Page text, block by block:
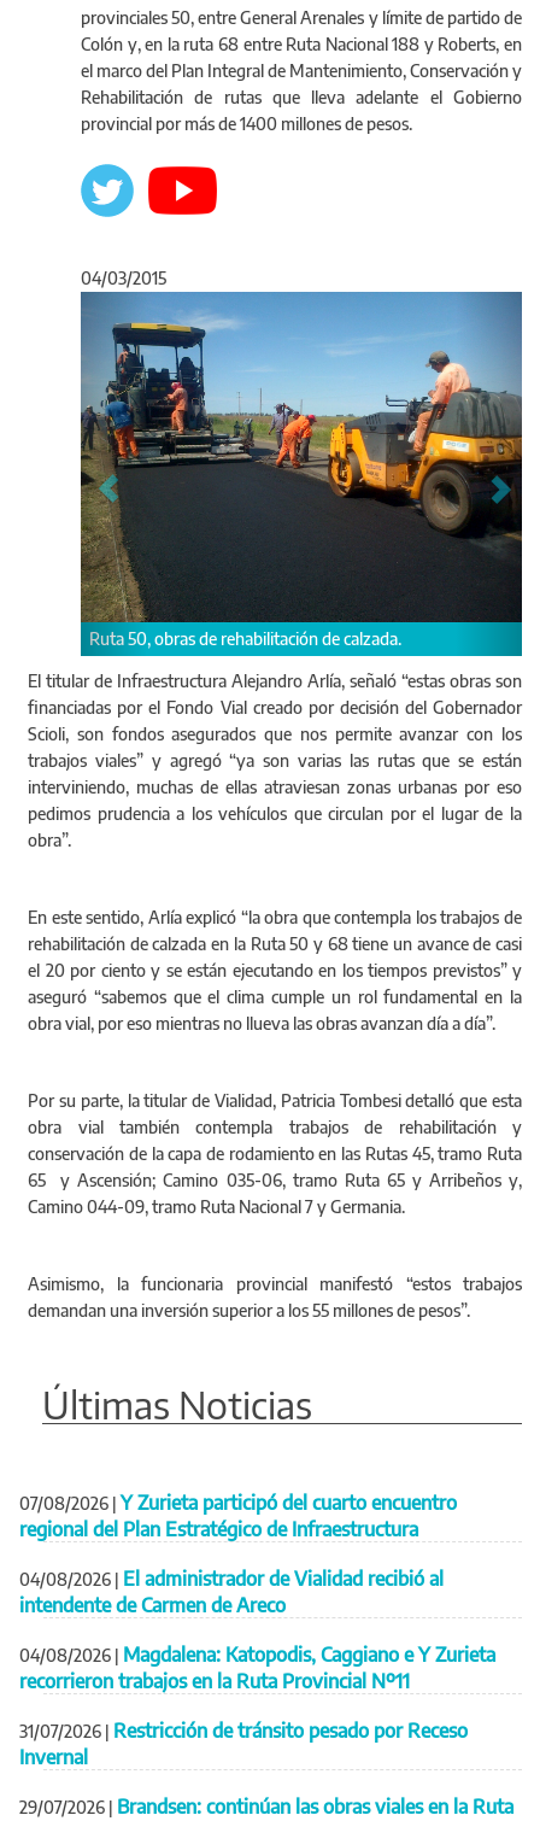
provinciales 50, entre General Arenales y límite de partido de
Colón y, en la ruta 68 entre Ruta Nacional 188 y Roberts, en
el marco del Plan Integral de Mantenimiento, Conservación y
Rehabilitación de rutas que lleva adelante el Gobierno
provincial por más de 1400 millones de pesos.
04/03/2015
rehabilitación de calzada. Ruta 68, obras de
Anterior
El titular de Infraestructura Alejandro Arlía, señaló “estas obras son
financiadas por el Fondo Vial creado por decisión del Gobernador
Scioli, son fondos asegurados que nos permite avanzar con los
trabajos viales” y agregó “ya son varias las rutas que se están
interviniendo, muchas de ellas atraviesan zonas urbanas por eso
pedimos prudencia a los vehículos que circulan por el lugar de la
obra”.
En este sentido, Arlía explicó “la obra que contempla los trabajos de
rehabilitación de calzada en la Ruta 50 y 68 tiene un avance de casi
el 20 por ciento y se están ejecutando en los tiempos previstos” y
aseguró “sabemos que el clima cumple un rol fundamental en la
obra vial, por eso mientras no llueva las obras avanzan día a día”.
Por su parte, la titular de Vialidad, Patricia Tombesi detalló que esta
obra vial también contempla trabajos de rehabilitación y
conservación de la capa de rodamiento en las Rutas 45, tramo Ruta
65 y Ascensión; Camino 035-06, tramo Ruta 65 y Arribeños y,
Camino 044-09, tramo Ruta Nacional 7 y Germania.
Asimismo, la funcionaria provincial manifestó “estos trabajos
demandan una inversión superior a los 55 millones de pesos”.
Últimas Noticias
07/08/2026 | Y Zurieta participó del cuarto encuentro
regional del Plan Estratégico de Infraestructura
04/08/2026 | El administrador de Vialidad recibió al
intendente de Carmen de Areco
04/08/2026 | Magdalena: Katopodis, Caggiano e Y Zurieta
recorrieron trabajos en la Ruta Provincial Nº11
31/07/2026 | Restricción de tránsito pesado por Receso
Invernal
29/07/2026 | Brandsen: continúan las obras viales en la Ruta